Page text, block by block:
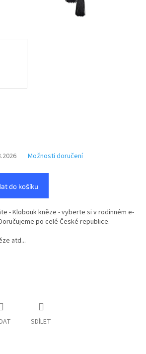
Možnosti doručení
do košíku
- Klobouk kněze - vyberte si v rodinném e-
po celé České republice.
atd...
SDÍLET